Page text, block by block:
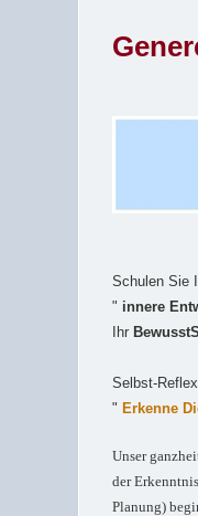
Schulen Sie
" innere
Ihr
Selbst-
" Erkenne
Unser
der
Planung)